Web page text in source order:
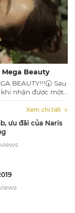
Beauty
BEAUTY!!!🕡 Sau
nhận được một
Xem chi tiết
ưu đãi của Naris